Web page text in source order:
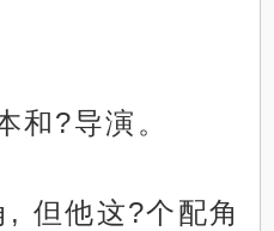
和?导演。
, 但他这?个配角